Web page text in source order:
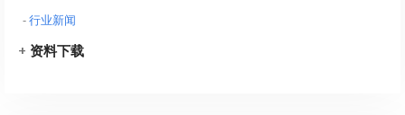
-行业新闻
+ 资料下载